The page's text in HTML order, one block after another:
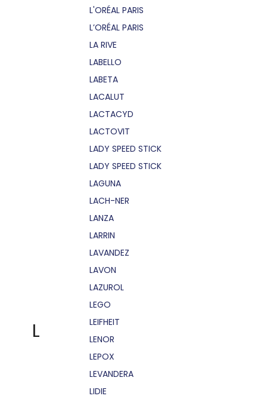
L
L'ORÉAL PARIS
L’ORÉAL PARIS
LA RIVE
LABELLO
LABETA
LACALUT
LACTACYD
LACTOVIT
LADY SPEED STICK
LADY SPEED STICK
LAGUNA
LACH-NER
LANZA
LARRIN
LAVANDEZ
LAVON
LAZUROL
LEGO
LEIFHEIT
LENOR
LEPOX
LEVANDERA
LIDIE